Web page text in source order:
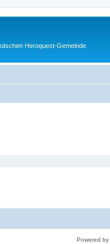
Heroquest-Gemeinde
Powered by